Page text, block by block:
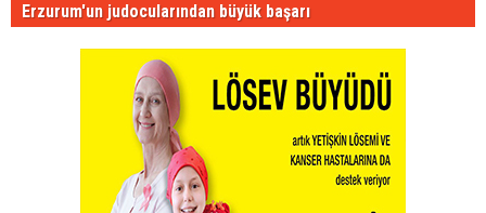
Erzurum'un judocularından büyük başarı